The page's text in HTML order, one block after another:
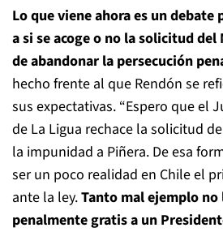
Lo que viene ahora es un debate
a si se acoge o no la solicitud
de abandonar la persecución
hecho frente al que Rendón se
sus expectativas. “Espero que el
de La Ligua rechace la solicitud
la impunidad a Piñera. De esa
ser un poco realidad en Chile el
ante la ley.Tanto mal ejemplo no
penalmente gratis a un